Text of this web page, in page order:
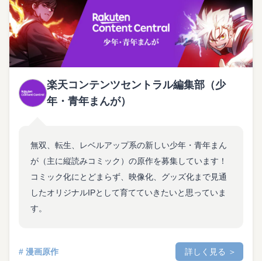
楽天コンテンツセントラル編集部（少
年・青年まんが）
無双、転生、レベルアップ系の新しい少年・青年まん
が（主に縦読みコミック）の原作を募集しています！
コミック化にとどまらず、映像化、グッズ化まで見通
したオリジナルIPとして育てていきたいと思っていま
す。
# 漫画原作 詳しく見る ＞